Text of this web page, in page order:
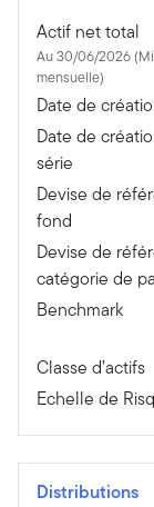
Actif net total
Au 30/06/2026 (Mise à jour
mensuelle)
Date de
Date de
série
Devise de
fond
Devise de
catégorie de
Benchmark
Classe d’actifs
Echelle de
Distributions